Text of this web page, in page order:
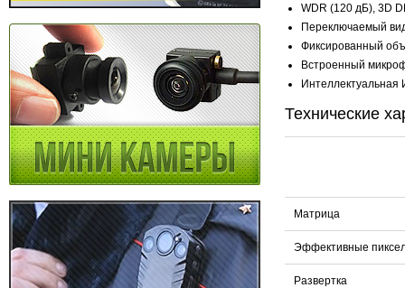
WDR (120 дБ), 3D
Переключаемый
Фиксированный
Встроенный
Интеллектуальная
Технические
Матрица
Эффективные
Развертка